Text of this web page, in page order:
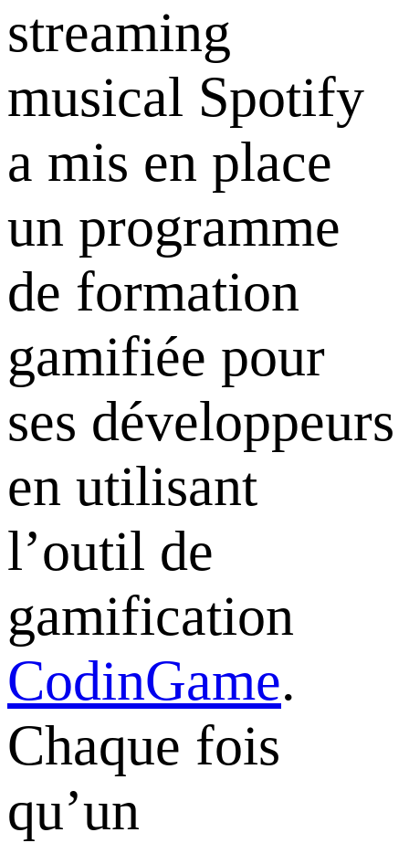
streaming
musical Spotify
a mis en place
un programme
de formation
gamifiée pour
ses développeurs
en utilisant
l’outil de
gamification
CodinGame.
Chaque fois
qu’un